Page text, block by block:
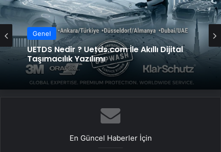
Genel
UETDS Nedir ? Uetds.com İle Akıllı Dijital
Taşımacılık Yazılımı
En Güncel Haberler İçin